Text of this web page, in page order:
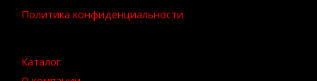
Политика конфиденциальности
Каталог